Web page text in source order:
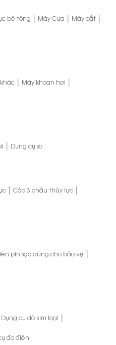
bê tông | Máy Cưa | Máy cắt |
| Máy khoan hơi |
| Dụng cụ so
| Cảo 3 chấu thủy lực |
pin sạc dùng cho bảo vệ |
Dụng cụ dò kim loại |
đo điện